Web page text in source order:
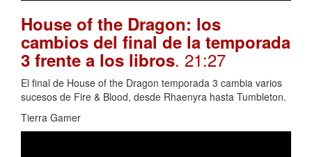
House of the Dragon: los
cambios del final de la temporada
3 frente a los libros. 21:27
El final de House of the Dragon temporada 3 cambia varios
sucesos de Fire & Blood, desde Rhaenyra hasta Tumbleton.
Tierra Gamer